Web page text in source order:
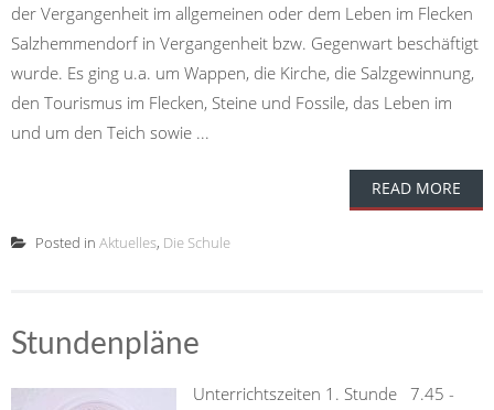
der Vergangenheit im allgemeinen oder dem Leben im Flecken
Salzhemmendorf in Vergangenheit bzw. Gegenwart beschäftigt
wurde. Es ging u.a. um Wappen, die Kirche, die Salzgewinnung,
den Tourismus im Flecken, Steine und Fossile, das Leben im
und um den Teich sowie ...
READ MORE
Posted in Aktuelles, Die Schule
Stundenpläne
Unterrichtszeiten 1. Stunde 7.45 -